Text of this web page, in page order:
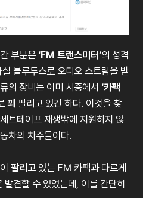
간 부분은 ‘FM 트랜스미터’의 성격
실 블루투스로 오디오 스트림을 받
류의 장비는 이미 시중에서 ‘카팩
꽤 팔리고 있긴 하다. 이것을 찾
트테이프 재생밖에 지원하지 않
차의 차주들이다.
팔리고 있는 FM 카팩과 다르게
발견할 수 있었는데 , 이를 간단히